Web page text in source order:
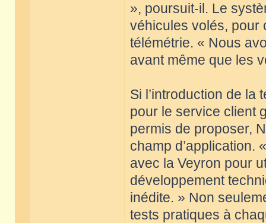
», poursuit-il. Le
véhicules volés, pour
télémétrie. « Nous
avant même que les
Si l’introduction de la
pour le service client
permis de proposer,
champ d’application.
avec la Veyron pour
développement
inédite. » Non
tests pratiques à